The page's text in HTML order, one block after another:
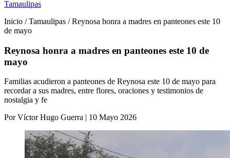
Tamaulipas
Inicio / Tamaulipas / Reynosa honra a madres en panteones este 10
de mayo
Reynosa honra a madres en panteones este 10 de
mayo
Familias acudieron a panteones de Reynosa este 10 de mayo para
recordar a sus madres, entre flores, oraciones y testimonios de
nostalgia y fe
Por Víctor Hugo Guerra | 10 Mayo 2026